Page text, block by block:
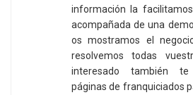
información la
acompañada de una
os mostramos el
resolvemos todas
interesado también
páginas de franquiciados